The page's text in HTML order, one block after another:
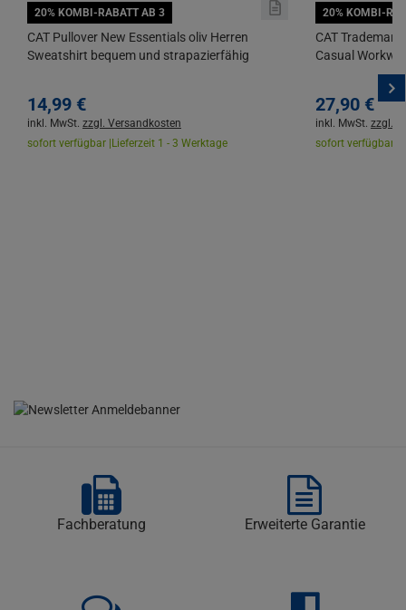
20% KOMBI-RABATT AB 3
CAT Pullover New Essentials oliv Herren
Sweatshirt bequem und strapazierfähig
14,99 €
inkl. MwSt. zzgl. Versandkosten
sofort verfügbar | Lieferzeit 1 - 3 Werktage
20% KOMBI-
CAT
Casual
27,90 €
inkl. MwSt. zzgl.
sofort verfügbar |
Fachberatung Erweiterte Garantie